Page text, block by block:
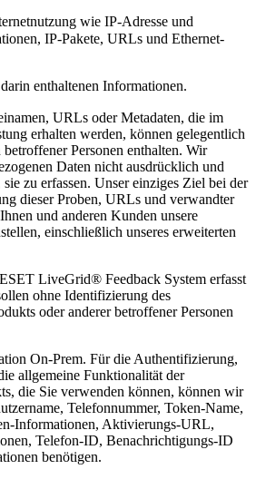
wie IP-Adresse und
IP-Pakete, URLs und Ethernet-
enthaltenen Informationen.
URLs oder Metadaten, die im
erhalten werden, können gelegentlich
betroffener Personen enthalten. Wir
Daten nicht ausdrücklich und
zu erfassen. Unser einziges Ziel bei der
dieser Proben, URLs und verwandter
und anderen Kunden unsere
einschließlich unseres erweiterten
LiveGrid® Feedback System erfasst
ohne Identifizierung des
oder anderer betroffener Personen
On-Prem. Für die Authentifizierung,
allgemeine Funktionalität der
die Sie verwenden können, können wir
Telefonnummer, Token-Name,
Informationen, Aktivierungs-URL,
Telefon-ID, Benachrichtigungs-ID
benötigen.